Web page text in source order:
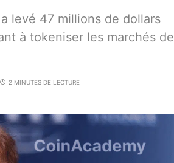
levé 47 millions de dollars
à tokeniser les marchés de
2 MINUTES DE LECTURE